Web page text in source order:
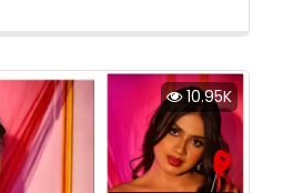
10.95K